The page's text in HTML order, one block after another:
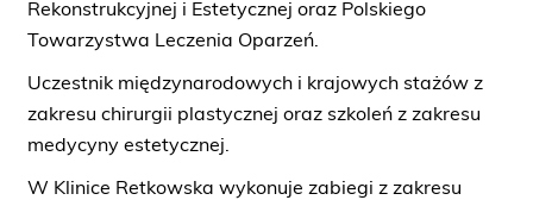
Rekonstrukcyjnej i Estetycznej oraz Polskiego
Towarzystwa Leczenia Oparzeń.
Uczestnik międzynarodowych i krajowych stażów z
zakresu chirurgii plastycznej oraz szkoleń z zakresu
medycyny estetycznej.
W Klinice Retkowska wykonuje zabiegi z zakresu